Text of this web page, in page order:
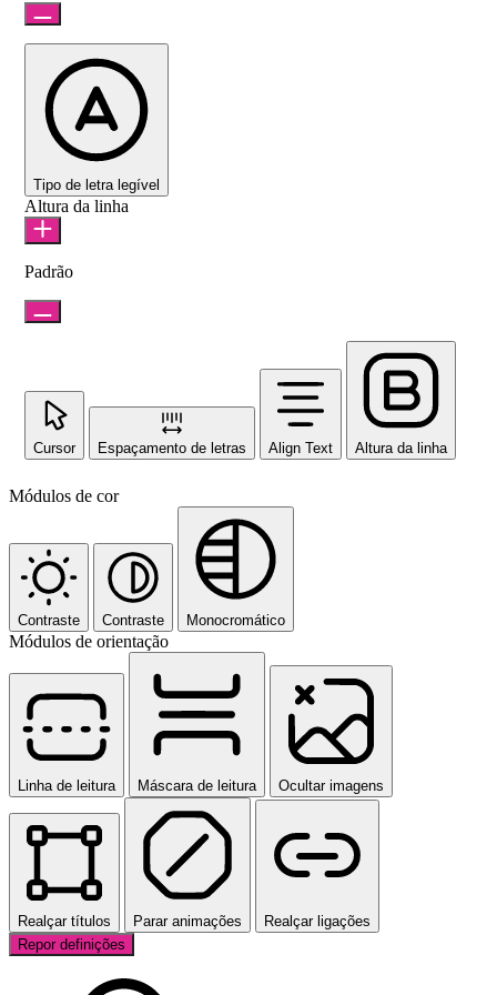
Tipo de letra legível
Altura da linha
Padrão
Cursor Espaçamento de letras Align Text Altura da linha
Módulos de cor
Contraste Contraste Monocromático
Módulos de orientação
Linha de leitura Máscara de leitura Ocultar imagens
Realçar títulos Parar animações
Realçar ligações
Repor definições